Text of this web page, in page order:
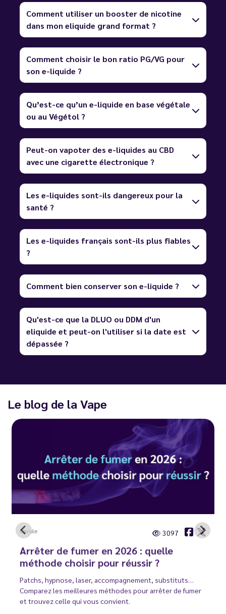
Comment utiliser un booster de nicotine
dans mon eliquide grand format ?
Comment choisir le bon ratio PG/VG pour
son e-liquide ?
Qu’est-ce qu’un e-liquide en base végétale
ou au Végétol ?
Peut-on vapoter des e-liquides au CBD
avec une cigarette électronique ?
Les e-liquides sont-ils dangereux pour la
santé ?
Les e-liquides français sont-ils plus fiables
?
Comment bien conserver son e-liquide ?
Qu'est-ce que la DLUO ou DDM d'un
eliquide et peut-on l'utiliser si la date est
dépassée ?
Le blog de la Vape
Carole 3097
Arrêter de fumer en 2026 : quelle
méthode choisir pour réussir ?
Patchs, hypnose, laser, accompagnement, substituts…
Comparez les meilleures méthodes pour arrêter de fumer
et trouvez celle qui vous convient.